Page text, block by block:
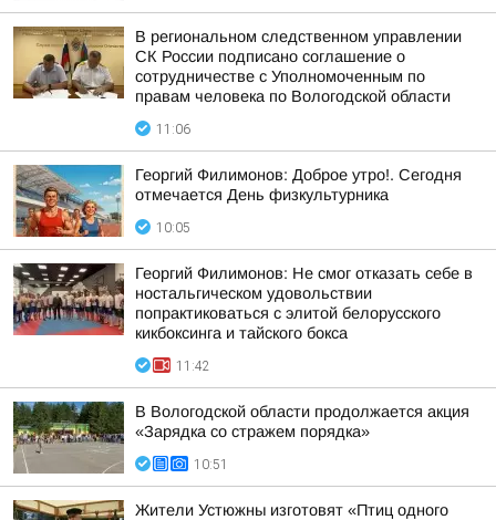
В региональном следственном управлении
СК России подписано соглашение о
сотрудничестве с Уполномоченным по
правам человека по Вологодской области
11:06
Георгий Филимонов: Доброе утро!. Сегодня
отмечается День физкультурника
10:05
Георгий Филимонов: Не смог отказать себе в
ностальгическом удовольствии
попрактиковаться с элитой белорусского
кикбоксинга и тайского бокса
11:42
В Вологодской области продолжается акция
«Зарядка со стражем порядка»
10:51
Жители Устюжны изготовят «Птиц одного